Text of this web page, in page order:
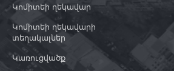
Կոմիտեի ղեկավար
Կոմիտեի ղեկավարի
տեղակալներ
Կառուցվածք